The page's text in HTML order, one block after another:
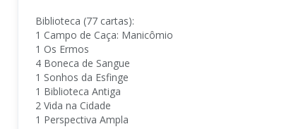
Biblioteca (77 cartas):
1 Campo de Caça: Manicômio
1 Os Ermos
4 Boneca de Sangue
1 Sonhos da Esfinge
1 Biblioteca Antiga
2 Vida na Cidade
1 Perspectiva Ampla